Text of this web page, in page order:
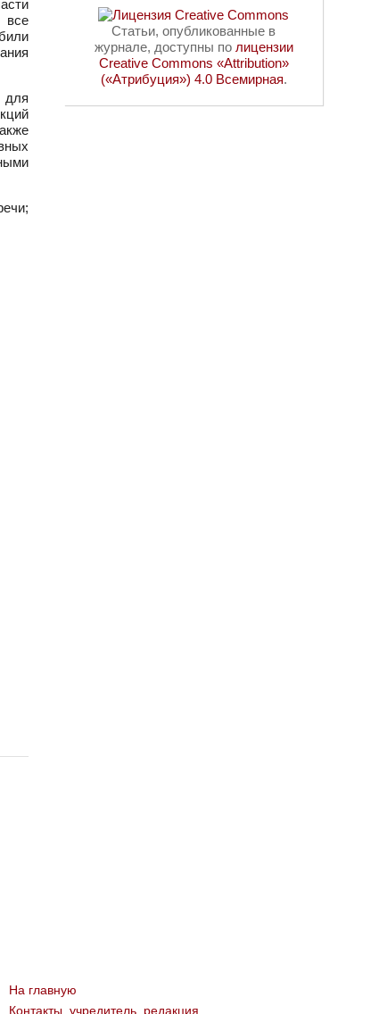
все
для
Статьи, опубликованные в
журнале, доступны по лицензии
Creative Commons «Attribution»
(«Атрибуция») 4.0 Всемирная.
На главную
Контакты, учредитель, редакция